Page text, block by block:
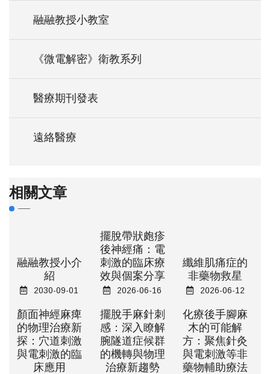
融融教授小教室
《微電解密》衛教系列
醫療期刊發表
遠絡醫療
相關文章
融融教授小介
紹
2030-09-01
擺脫帶狀皰疹
後神經痛：電
刺激的臨床療
效與個案分享
2026-06-16
纖維肌痛症的
非藥物救星
2026-06-12
顏面神經麻痺
的物理治療新
探：穴道刺激
與電刺激的臨
床應用
擺脫手麻針刺
感：深入瞭解
腕隧道症候群
的機轉與物理
治療新趨勢
化療後手腳麻
木的可能解
方：聚焦針灸
與電刺激等非
藥物輔助療法